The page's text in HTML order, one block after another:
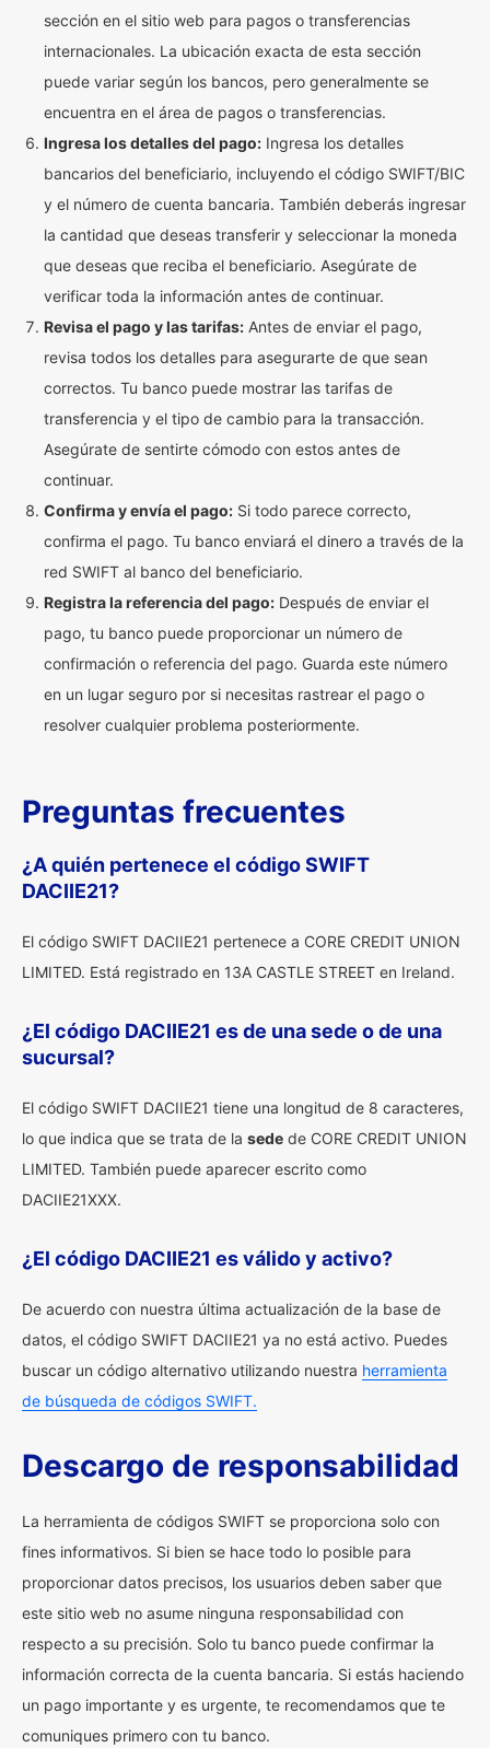
sección en el sitio web para pagos o transferencias
internacionales. La ubicación exacta de esta sección
puede variar según los bancos, pero generalmente se
encuentra en el área de pagos o transferencias.
Ingresa los detalles del pago: Ingresa los detalles
bancarios del beneficiario, incluyendo el código SWIFT/BIC
y el número de cuenta bancaria. También deberás ingresar
la cantidad que deseas transferir y seleccionar la moneda
que deseas que reciba el beneficiario. Asegúrate de
verificar toda la información antes de continuar.
Revisa el pago y las tarifas: Antes de enviar el pago,
revisa todos los detalles para asegurarte de que sean
correctos. Tu banco puede mostrar las tarifas de
transferencia y el tipo de cambio para la transacción.
Asegúrate de sentirte cómodo con estos antes de
continuar.
Confirma y envía el pago: Si todo parece correcto,
confirma el pago. Tu banco enviará el dinero a través de la
red SWIFT al banco del beneficiario.
Registra la referencia del pago: Después de enviar el
pago, tu banco puede proporcionar un número de
confirmación o referencia del pago. Guarda este número
en un lugar seguro por si necesitas rastrear el pago o
resolver cualquier problema posteriormente.
Preguntas frecuentes
¿A quién pertenece el código SWIFT
DACIIE21?
El código SWIFT DACIIE21 pertenece a CORE CREDIT UNION
LIMITED. Está registrado en 13A CASTLE STREET en Ireland.
¿El código DACIIE21 es de una sede o de una
sucursal?
El código SWIFT DACIIE21 tiene una longitud de 8 caracteres,
lo que indica que se trata de la sede de CORE CREDIT UNION
LIMITED. También puede aparecer escrito como
DACIIE21XXX.
¿El código DACIIE21 es válido y activo?
De acuerdo con nuestra última actualización de la base de
datos, el código SWIFT DACIIE21 ya no está activo. Puedes
buscar un código alternativo utilizando nuestra herramienta
de búsqueda de códigos SWIFT.
Descargo de responsabilidad
La herramienta de códigos SWIFT se proporciona solo con
fines informativos. Si bien se hace todo lo posible para
proporcionar datos precisos, los usuarios deben saber que
este sitio web no asume ninguna responsabilidad con
respecto a su precisión. Solo tu banco puede confirmar la
información correcta de la cuenta bancaria. Si estás haciendo
un pago importante y es urgente, te recomendamos que te
comuniques primero con tu banco.